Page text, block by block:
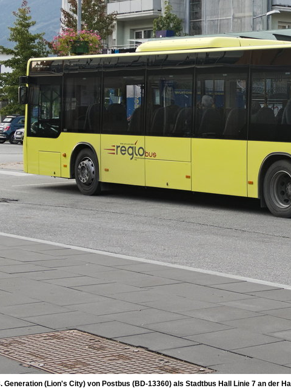
Generation (Lion's City) von Postbus (BD-13360) als Stadtbus Hall Linie 7 an der